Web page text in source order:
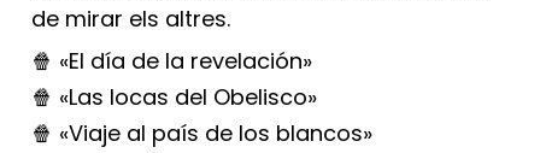
de mirar els altres.
🍿 «El día de la revelación»
🍿 «Las locas del Obelisco»
🍿 «Viaje al país de los blancos»